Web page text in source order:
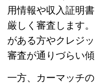
用情報や収入証明
厳しく審査します
がある方やクレジ
審査が通りづらい
一方、カーマッチ